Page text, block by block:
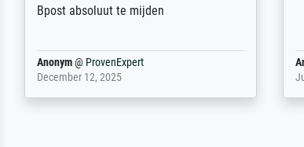
Reinhold,@ProvenExpert
April 22, 2026